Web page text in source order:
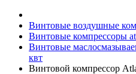
Винтовые воздушные
Винтовые компрессоры
Винтовые
квт
Винтовой компрессор